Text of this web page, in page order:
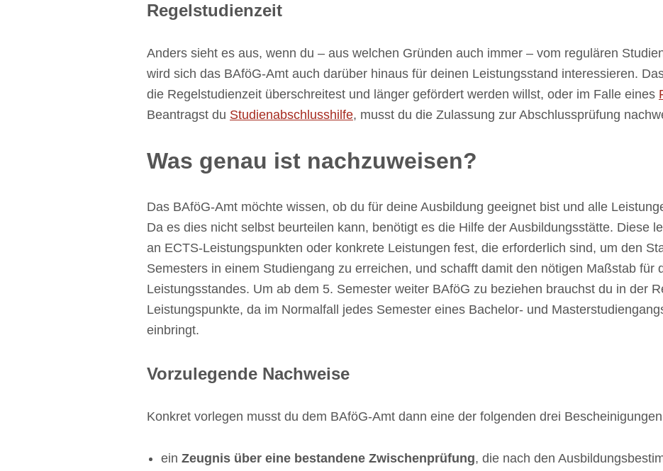
Regelstudienzeit
Anders sieht es aus, wenn du – aus welchen Gründen auch immer – vom regulären
wird sich das BAföG-Amt auch darüber hinaus für deinen Leistungsstand interessieren.
die Regelstudienzeit überschreitest und länger gefördert werden willst, oder im Falle eines
Beantragst du Studienabschlusshilfe, musst du die Zulassung zur Abschlussprüfung
Was genau ist nachzuweisen?
Das BAföG-Amt möchte wissen, ob du für deine Ausbildung geeignet bist und alle
Da es dies nicht selbst beurteilen kann, benötigt es die Hilfe der Ausbildungsstätte. Diese
an ECTS-Leistungspunkten oder konkrete Leistungen fest, die erforderlich sind, um den
Semesters in einem Studiengang zu erreichen, und schafft damit den nötigen Maßstab für
Leistungsstandes. Um ab dem 5. Semester weiter BAföG zu beziehen brauchst du in der
Leistungspunkte, da im Normalfall jedes Semester eines Bachelor- und
einbringt.
Vorzulegende Nachweise
Konkret vorlegen musst du dem BAföG-Amt dann eine der folgenden drei
ein Zeugnis über eine bestandene Zwischenprüfung, die nach den